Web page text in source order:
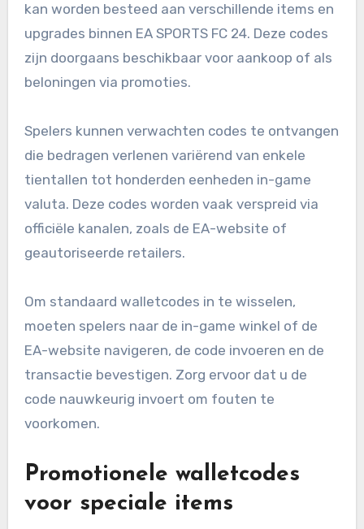
kan worden besteed aan verschillende items en
upgrades binnen EA SPORTS FC 24. Deze codes
zijn doorgaans beschikbaar voor aankoop of als
beloningen via promoties.
Spelers kunnen verwachten codes te ontvangen
die bedragen verlenen variërend van enkele
tientallen tot honderden eenheden in-game
valuta. Deze codes worden vaak verspreid via
officiële kanalen, zoals de EA-website of
geautoriseerde retailers.
Om standaard walletcodes in te wisselen,
moeten spelers naar de in-game winkel of de
EA-website navigeren, de code invoeren en de
transactie bevestigen. Zorg ervoor dat u de
code nauwkeurig invoert om fouten te
voorkomen.
Promotionele walletcodes
voor speciale items